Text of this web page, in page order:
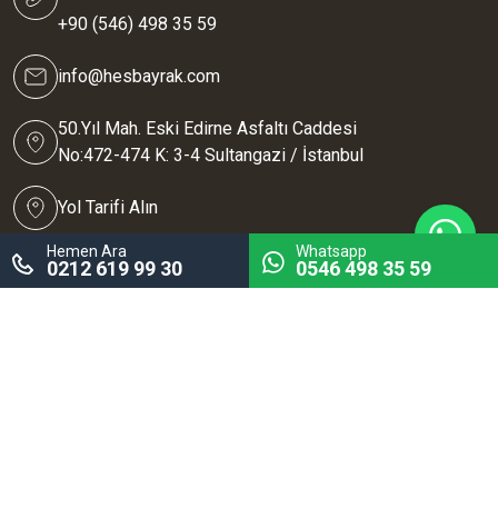
+90 (546) 498 35 59
info@hesbayrak.com
50.Yıl Mah. Eski Edirne Asfaltı Caddesi
No:472-474 K: 3-4 Sultangazi / İstanbul
Yol Tarifi Alın
Hemen Ara
0212 619 99 30
Whatsapp
0546 498 35 59